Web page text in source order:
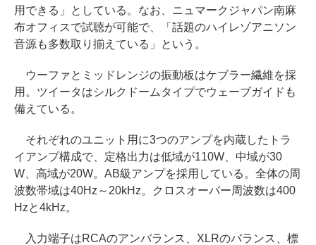
用できる」としている。なお、ニュマークジャパン南麻
布オフィスで試聴が可能で、「話題のハイレゾアニソン
音源も多数取り揃えている」という。
ウーファとミッドレンジの振動板はケブラー繊維を採
用。ツイータはシルクドームタイプでウェーブガイドも
備えている。
それぞれのユニット用に3つのアンプを内蔵したトラ
イアンプ構成で、定格出力は低域が110W、中域が30
W、高域が20W。AB級アンプを採用している。全体の周
波数帯域は40Hz～20kHz。クロスオーバー周波数は400
Hzと4kHz。
入力端子はRCAのアンバランス、XLRのバランス、標